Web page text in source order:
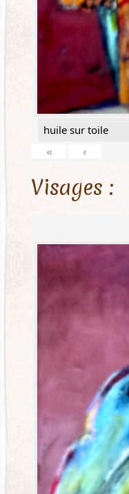
huile sur toile
«
‹
Visages :